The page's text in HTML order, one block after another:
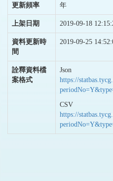
更新頻率 年
上架日期 2019-09-18
資料更新時
間
2019-09-25
詮釋資料檔
案格式
Json
https://
CSV
https://